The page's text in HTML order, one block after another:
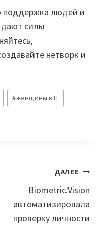
поддержка людей и
дают силы
нетворк и
#женщины в IT
ДАЛЕЕ
Biometric.Vision
автоматизировала
проверку личности